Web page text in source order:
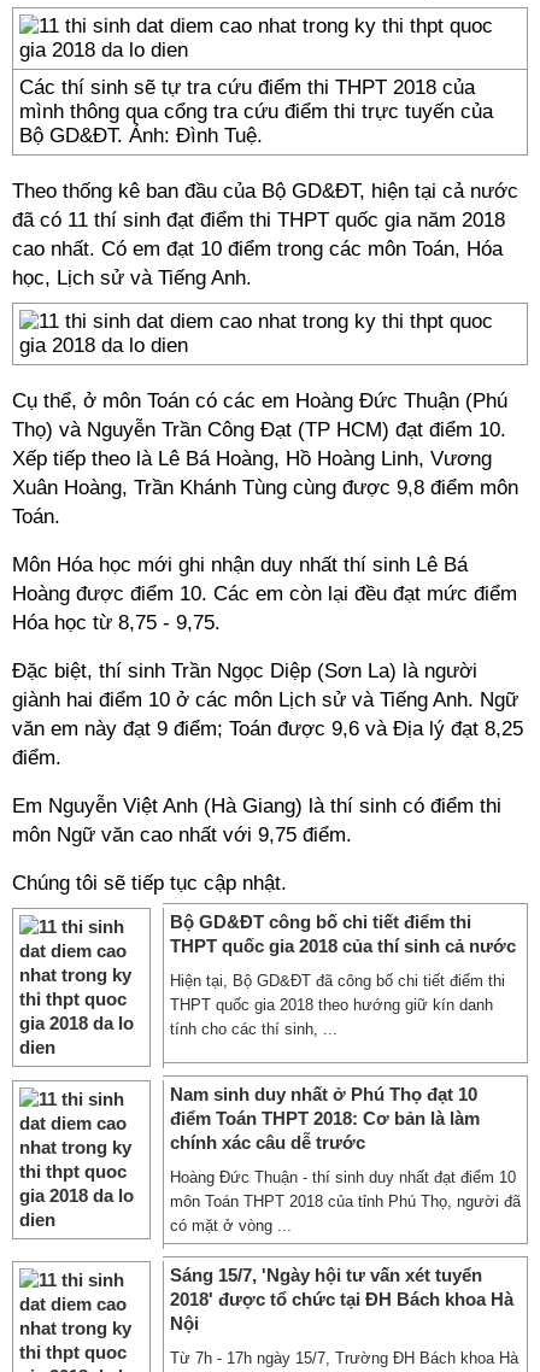
Các thí sinh sẽ tự tra cứu điểm thi THPT 2018 của
mình thông qua cổng tra cứu điểm thi trực tuyến của
Bộ GD&ĐT. Ảnh: Đình Tuệ.
Theo thống kê ban đầu của Bộ GD&ĐT, hiện tại cả nước
đã có 11 thí sinh đạt điểm thi THPT quốc gia năm 2018
cao nhất. Có em đạt 10 điểm trong các môn Toán, Hóa
học, Lịch sử và Tiếng Anh.
Cụ thể, ở môn Toán có các em Hoàng Đức Thuận (Phú
Thọ) và Nguyễn Trần Công Đạt (TP HCM) đạt điểm 10.
Xếp tiếp theo là Lê Bá Hoàng, Hồ Hoàng Linh, Vương
Xuân Hoàng, Trần Khánh Tùng cùng được 9,8 điểm môn
Toán.
Môn Hóa học mới ghi nhận duy nhất thí sinh Lê Bá
Hoàng được điểm 10. Các em còn lại đều đạt mức điểm
Hóa học từ 8,75 - 9,75.
Đặc biệt, thí sinh Trần Ngọc Diệp (Sơn La) là người
giành hai điểm 10 ở các môn Lịch sử và Tiếng Anh. Ngữ
văn em này đạt 9 điểm; Toán được 9,6 và Địa lý đạt 8,25
điểm.
Em Nguyễn Việt Anh (Hà Giang) là thí sinh có điểm thi
môn Ngữ văn cao nhất với 9,75 điểm.
Chúng tôi sẽ tiếp tục cập nhật.
Bộ GD&ĐT công bố chi tiết điểm thi
THPT quốc gia 2018 của thí sinh cả nước
Hiện tại, Bộ GD&ĐT đã công bố chi tiết điểm thi
THPT quốc gia 2018 theo hướng giữ kín danh
tính cho các thí sinh, ...
Nam sinh duy nhất ở Phú Thọ đạt 10
điểm Toán THPT 2018: Cơ bản là làm
chính xác câu dễ trước
Hoàng Đức Thuận - thí sinh duy nhất đạt điểm 10
môn Toán THPT 2018 của tỉnh Phú Thọ, người đã
có mặt ở vòng ...
Sáng 15/7, 'Ngày hội tư vấn xét tuyển
2018' được tổ chức tại ĐH Bách khoa Hà
Nội
Từ 7h - 17h ngày 15/7, Trường ĐH Bách khoa Hà